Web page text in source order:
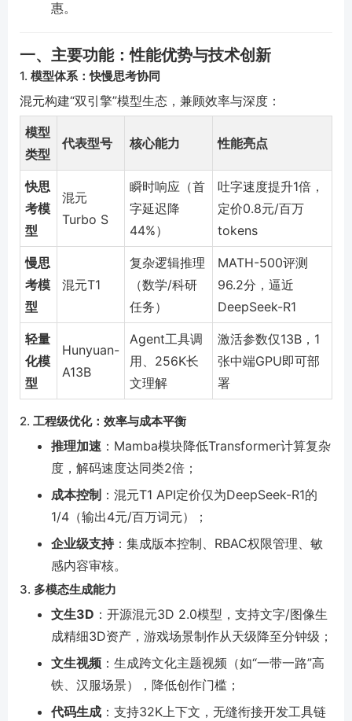
惠。
一、主要功能：性能优势与技术创新
1. 模型体系：快慢思考协同
混元构建“双引擎”模型生态，兼顾效率与深度：
模型
类型
代表型号 核心能力 性能亮点
快思
考模
型
混元
Turbo S
瞬时响应（首
字延迟降
44%）
吐字速度提升1倍，
定价0.8元/百万
tokens
慢思
考模
型
混元T1
复杂逻辑推理
（数学/科研
任务）
MATH-500评测
96.2分，逼近
DeepSeek-R1
轻量
化模
型
Hunyuan-
A13B
Agent工具调
用、256K长
文理解
激活参数仅13B，1
张中端GPU即可部
署
2. 工程级优化：效率与成本平衡
推理加速 ：Mamba模块降低Transformer计算复杂
度，解码速度达同类2倍；
成本控制 ：混元T1 API定价仅为DeepSeek-R1的
1/4（输出4元/百万词元）；
企业级支持：集成版本控制、RBAC权限管理、敏
感内容审核。
3. 多模态生成能力
文生3D ：开源混元3D 2.0模型，支持文字/图像生
成精细3D资产，游戏场景制作从天级降至分钟级；
文生视频 ：生成跨文化主题视频（如“一带一路”高
铁、汉服场景），降低创作门槛；
代码生成 ：支持32K上下文，无缝衔接开发工具链